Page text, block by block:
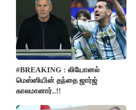
#BREAKING : லியோனல்
மெஸ்ஸியின் தந்தை ஜார்ஜ்
காலமானார்..!!